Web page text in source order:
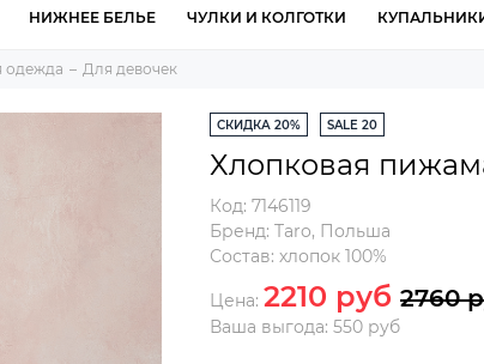
НИЖНЕЕ БЕЛЬЕ ЧУЛКИ И КОЛГОТКИ
одежда Для девочек
СКИДКА 20% SALE 20
Хлопковая
Код: 7146119
Бренд: Taro, Польша
Состав: хлопок 100%
Цена: 2210 руб 2760
Ваша выгода: 550 руб